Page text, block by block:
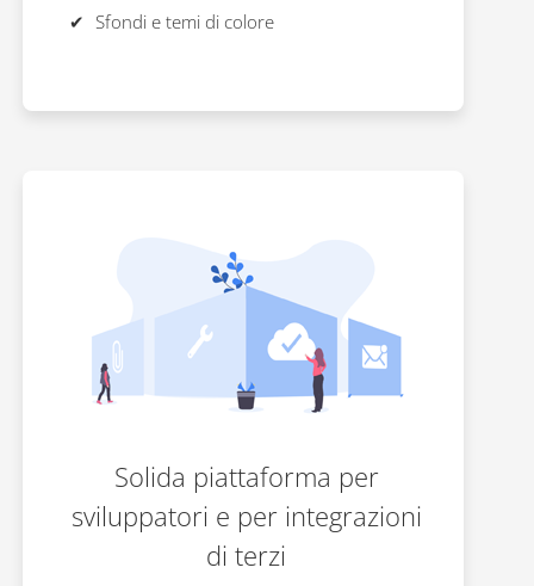
Sfondi e temi di colore
Solida piattaforma per
sviluppatori e per integrazioni
di terzi